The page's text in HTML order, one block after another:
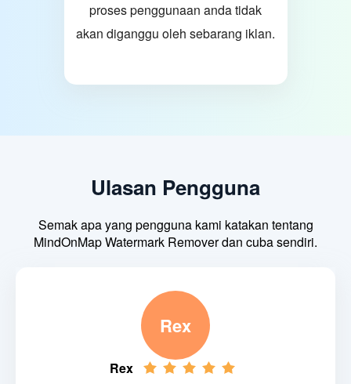
proses penggunaan anda tidak
akan diganggu oleh sebarang iklan.
Ulasan Pengguna
Semak apa yang pengguna kami katakan tentang
MindOnMap Watermark Remover dan cuba sendiri.
Rex
Rex